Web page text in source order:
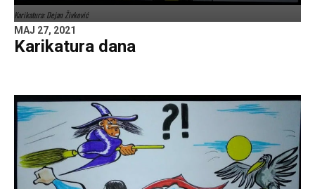
Karikatura: Dejan Živković
MAJ 27, 2021
Karikatura dana